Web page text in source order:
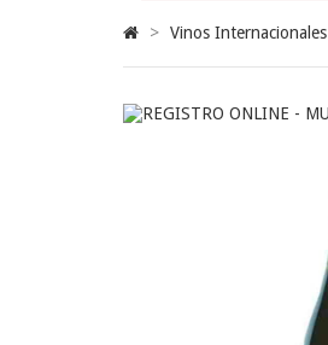
> Vinos Internacionales